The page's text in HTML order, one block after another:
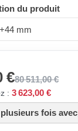
du produit
mm
€80 511,00 €
: 3 623,00 €
fois avec